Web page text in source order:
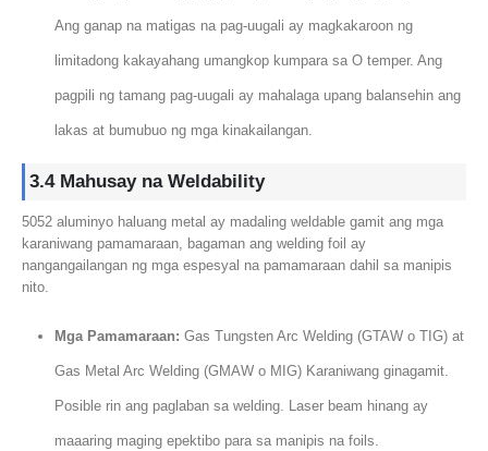
Ang ganap na matigas na pag-uugali ay magkakaroon ng
limitadong kakayahang umangkop kumpara sa O temper. Ang
pagpili ng tamang pag-uugali ay mahalaga upang balansehin ang
lakas at bumubuo ng mga kinakailangan.
3.4 Mahusay na Weldability
5052 aluminyo haluang metal ay madaling weldable gamit ang mga
karaniwang pamamaraan, bagaman ang welding foil ay
nangangailangan ng mga espesyal na pamamaraan dahil sa manipis
nito.
Mga Pamamaraan: Gas Tungsten Arc Welding (GTAW o TIG) at
Gas Metal Arc Welding (GMAW o MIG) Karaniwang ginagamit.
Posible rin ang paglaban sa welding. Laser beam hinang ay
maaaring maging epektibo para sa manipis na foils.